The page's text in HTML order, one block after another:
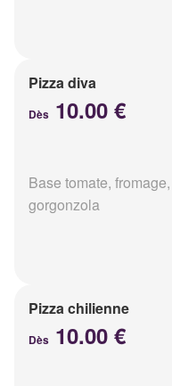
Pizza diva
Dès 10.00 €
Base tomate,
gorgonzola
Pizza chilienne
Dès 10.00 €